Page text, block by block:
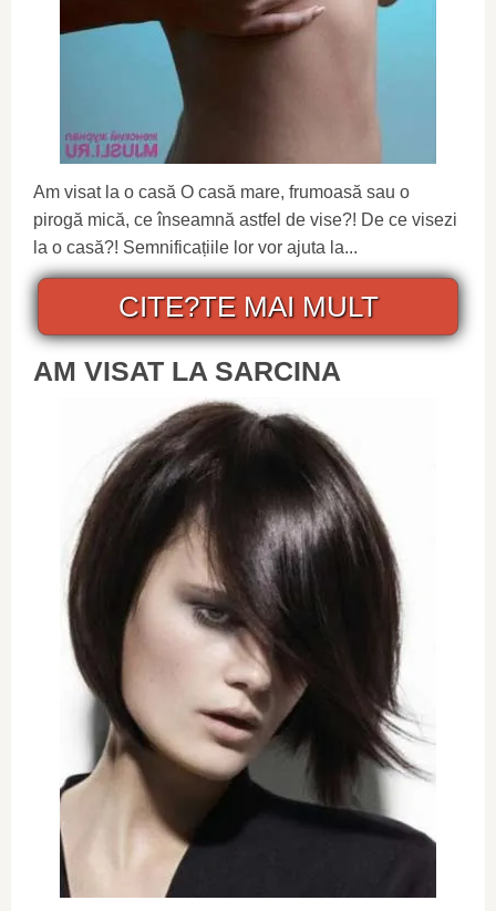
Am visat la o casă O casă mare, frumoasă sau o
pirogă mică, ce înseamnă astfel de vise?! De ce visezi
la o casă?! Semnificațiile lor vor ajuta la...
CITE?TE MAI MULT
AM VISAT LA SARCINA